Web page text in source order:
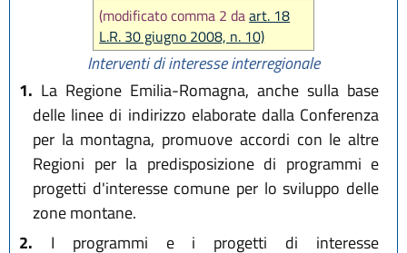
(modificato comma 2 daart. 18
L.R. 30 giugno 2008, n. 10)
Interventi di interesse interregionale
1. La Regione Emilia-Romagna, anche sulla base
delle linee di indirizzo elaborate dalla Conferenza
per la montagna, promuove accordi con le altre
Regioni per la predisposizione di programmi e
progetti d'interesse comune per lo sviluppo delle
zone montane.
2. I programmi e i progetti di interesse